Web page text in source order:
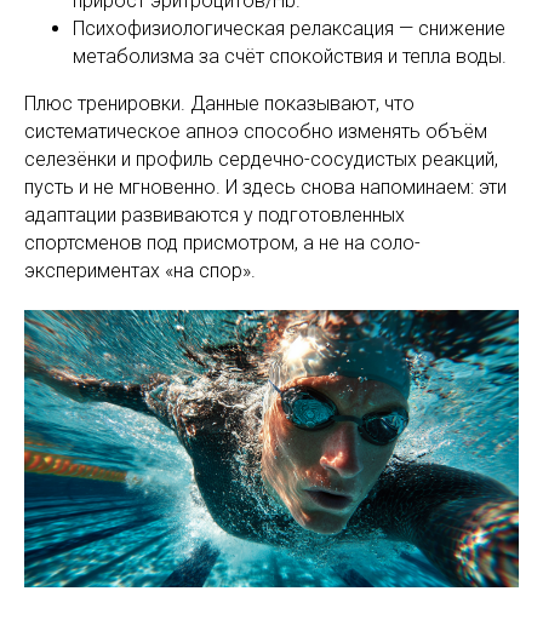
Психофизиологическая релаксация — снижение
метаболизма за счёт спокойствия и тепла воды.
Плюс тренировки. Данные показывают, что
систематическое апноэ способно изменять объём
селезёнки и профиль сердечно-сосудистых реакций,
пусть и не мгновенно. И здесь снова напоминаем: эти
адаптации развиваются у подготовленных
спортсменов под присмотром, а не на соло-
экспериментах «на спор».